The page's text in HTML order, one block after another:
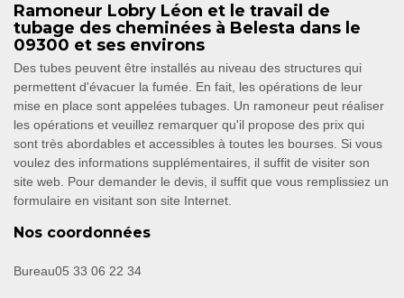
Ramoneur Lobry Léon et le travail de
tubage des cheminées à Belesta dans le
09300 et ses environs
Des tubes peuvent être installés au niveau des structures qui
permettent d'évacuer la fumée. En fait, les opérations de leur
mise en place sont appelées tubages. Un ramoneur peut réaliser
les opérations et veuillez remarquer qu'il propose des prix qui
sont très abordables et accessibles à toutes les bourses. Si vous
voulez des informations supplémentaires, il suffit de visiter son
site web. Pour demander le devis, il suffit que vous remplissiez un
formulaire en visitant son site Internet.
Nos coordonnées
Bureau05 33 06 22 34